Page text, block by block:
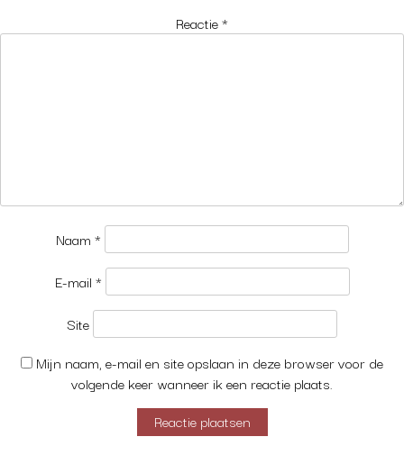
Reactie*
Naam *
E-mail *
Site
Mijn naam, e-mail en site opslaan in deze browser voor de
volgende keer wanneer ik een reactie plaats.